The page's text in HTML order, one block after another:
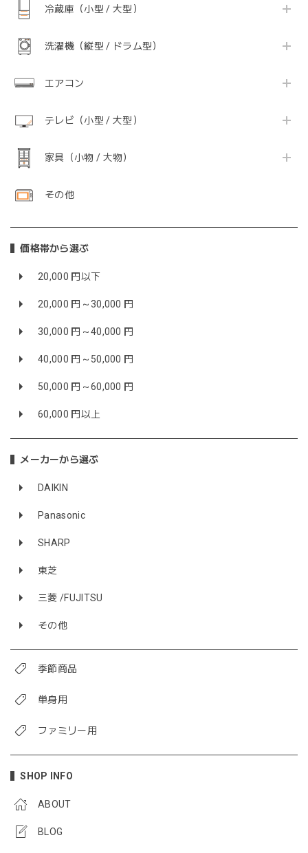
冷蔵庫（小型 / 大型）
洗濯機（縦型 / ドラム型）
エアコン
テレビ（小型 / 大型）
家具（小物 / 大物）
その他
価格帯から選ぶ
20,000 円以下
20,000 円～30,000 円
30,000 円～40,000 円
40,000 円～50,000 円
50,000 円～60,000 円
60,000 円以上
メーカーから選ぶ
DAIKIN
Panasonic
SHARP
東芝
三菱 /FUJITSU
その他
季節商品
単身用
ファミリー用
SHOP INFO
ABOUT
BLOG